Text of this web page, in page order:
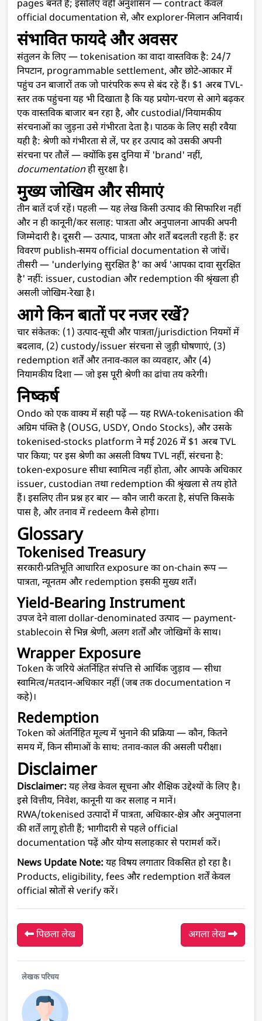
pages बनते हैं; इसलिए वही अनुशासन — contract केवल
official documentation से, और explorer-मिलान अनिवार्य।
संभावित फायदे और अवसर
संतुलन के लिए — tokenisation का वादा वास्तविक है: 24/7
निपटान, programmable settlement, और छोटे-आकार में
पहुंच उन बाजारों तक जो पारंपरिक रूप से बंद रहे हैं। $1 अरब TVL-
स्तर तक पहुंचना यह भी दिखाता है कि यह प्रयोग-चरण से आगे बढ़कर
एक वास्तविक बाजार बन रहा है, और custodial/नियामकीय
संरचनाओं का जुड़ना उसे गंभीरता देता है। पाठक के लिए सही रवैया
यही है: श्रेणी को गंभीरता से लें, पर हर उत्पाद को उसकी अपनी
संरचना पर तौलें — क्योंकि इस दुनिया में 'brand' नहीं,
documentationही सुरक्षा है।
मुख्य जोखिम और सीमाएं
तीन बातें दर्ज रहें। पहली — यह लेख किसी उत्पाद की सिफारिश नहीं
और न ही कानूनी/कर सलाह: पात्रता और अनुपालना आपकी अपनी
जिम्मेदारी है। दूसरी — उत्पाद, पात्रता और शर्तें बदलती रहती हैं: हर
विवरण publish-समय official documentation से जांचें।
तीसरी — 'underlying सुरक्षित है' का अर्थ 'आपका दावा सुरक्षित
है' नहीं: issuer, custodian और redemption की श्रृंखला ही
असली जोखिम-रेखा है।
आगे किन बातों पर नजर रखें?
चार संकेतक: (1) उत्पाद-सूची और पात्रता/jurisdiction नियमों में
बदलाव, (2) custody/issuer संरचना से जुड़ी घोषणाएं, (3)
redemption शर्तें और तनाव-काल का व्यवहार, और (4)
नियामकीय दिशा — जो इस पूरी श्रेणी का ढांचा तय करेगी।
निष्कर्ष
Ondo को एक वाक्य में सही पढ़ें — यह RWA-tokenisation की
अग्रिम पंक्ति है (OUSG, USDY, Ondo Stocks), और उसके
tokenised-stocks platform ने मई 2026 में $1 अरब TVL
पार किया; पर इस श्रेणी का असली विषय TVL नहीं, संरचना है:
token-exposure सीधा स्वामित्व नहीं होता, और आपके अधिकार
issuer, custodian तथा redemption की श्रृंखला से तय होते
हैं। इसलिए तीन प्रश्न हर बार — कौन जारी करता है, संपत्ति किसके
पास है, और तनाव में redeem कैसे होगा।
Glossary
Tokenised Treasury
सरकारी-प्रतिभूति आधारित exposure का on-chain रूप —
पात्रता, न्यूनतम और redemption इसकी मुख्य शर्तें।
Yield-Bearing Instrument
उपज देने वाला dollar-denominated उत्पाद — payment-
stablecoin से भिन्न श्रेणी, अलग शर्तों और जोखिमों के साथ।
Wrapper Exposure
Token के जरिये अंतर्निहित संपत्ति से आर्थिक जुड़ाव — सीधा
स्वामित्व/मतदान-अधिकार नहीं (जब तक documentation न
कहे)।
Redemption
Token को अंतर्निहित मूल्य में भुनाने की प्रक्रिया — कौन, कितने
समय में, किन सीमाओं के साथ: तनाव-काल की असली परीक्षा।
Disclaimer
Disclaimer: यह लेख केवल सूचना और शैक्षिक उद्देश्यों के लिए है।
इसे वित्तीय, निवेश, कानूनी या कर सलाह न मानें।
RWA/tokenised उत्पादों में पात्रता, अधिकार-क्षेत्र और अनुपालना
की शर्तें लागू होती हैं; भागीदारी से पहले official
documentation पढ़ें और योग्य सलाहकार से परामर्श करें।
News Update Note: यह विषय लगातार विकसित हो रहा है।
Products, eligibility, fees और redemption शर्तें केवल
official स्रोतों से verify करें।
पिछला लेख अगला लेख
लेखक परिचय